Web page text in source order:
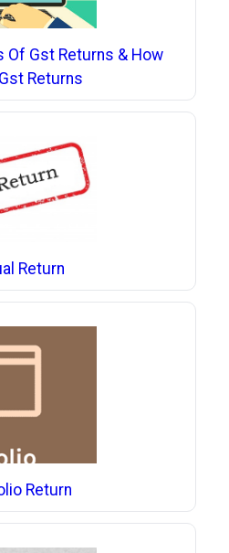
Of Gst Returns & How
Returns
Return
Return